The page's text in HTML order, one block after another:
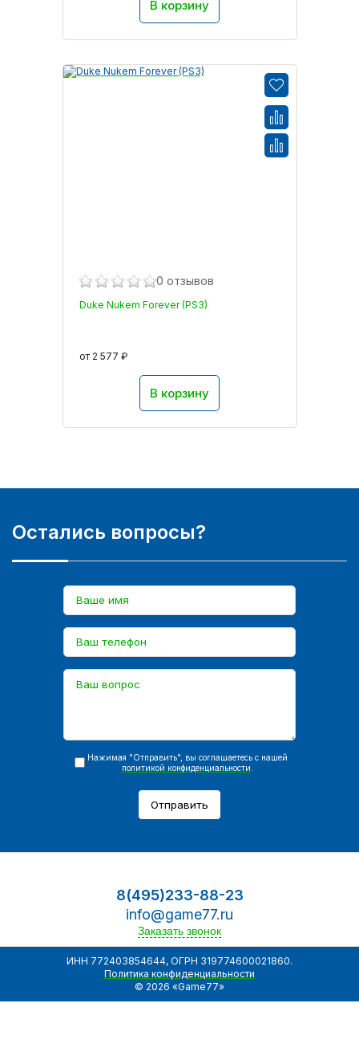
В корзину
0 отзывов
Duke Nukem Forever (PS3)
от 2 577 ₽
В корзину
Остались вопросы?
Нажимая "Отправить", вы соглашаетесь с нашей
политикой конфиденциальности
Отправить
8(495)233-88-23
info@game77.ru
Заказать звонок
ИНН 772403854644, ОГРН 319774600021860.
Политика конфиденциальности
© 2026 «Game77»